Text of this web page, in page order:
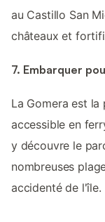
au Castillo San
châteaux et
7. Embarquer
La Gomera est
accessible en
y découvre le
nombreuses
accidenté de l'île.